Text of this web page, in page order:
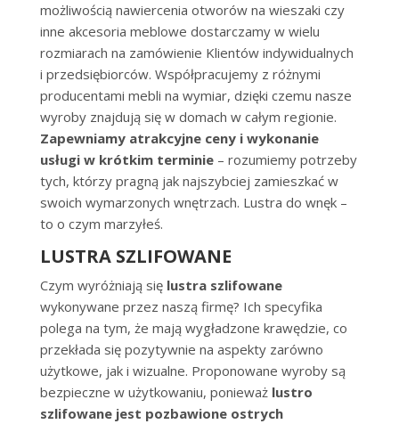
możliwością nawiercenia otworów na wieszaki czy
inne akcesoria meblowe dostarczamy w wielu
rozmiarach na zamówienie Klientów indywidualnych
i przedsiębiorców. Współpracujemy z różnymi
producentami mebli na wymiar, dzięki czemu nasze
wyroby znajdują się w domach w całym regionie.
Zapewniamy atrakcyjne ceny i wykonanie
usługi w krótkim terminie– rozumiemy potrzeby
tych, którzy pragną jak najszybciej zamieszkać w
swoich wymarzonych wnętrzach. Lustra do wnęk –
to o czym marzyłeś.
LUSTRA SZLIFOWANE
Czym wyróżniają się lustra szlifowane
wykonywane przez naszą firmę? Ich specyfika
polega na tym, że mają wygładzone krawędzie, co
przekłada się pozytywnie na aspekty zarówno
użytkowe, jak i wizualne. Proponowane wyroby są
bezpieczne w użytkowaniu, ponieważ lustro
szlifowane jest pozbawione ostrych